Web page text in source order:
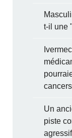
t-il une
Un
piste